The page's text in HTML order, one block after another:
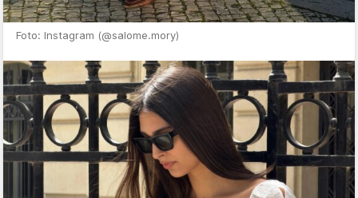
Foto: Instagram (@salome.mory)